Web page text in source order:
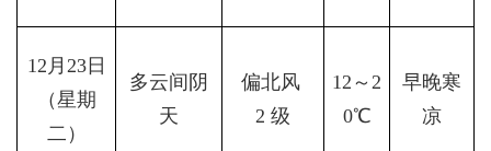
12月23日
（星期
二）
多云间阴
天
偏北风
2 级
12～2
0℃
早晚寒
凉